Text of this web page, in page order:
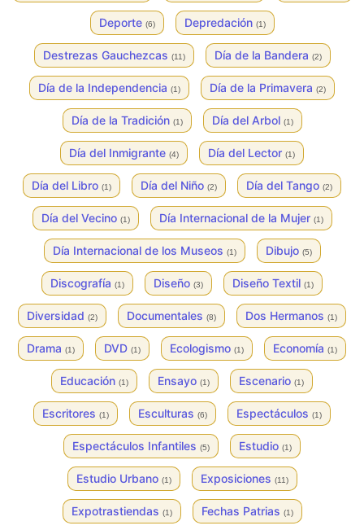
Deporte (6) Depredación (1)
Destrezas Gauchezcas (11) Día de la Bandera (2)
Día de la Independencia (1) Día de la Primavera (2)
Día de la Tradición (1) Día del Arbol (1)
Día del Inmigrante (4) Día del Lector (1)
Día del Libro (1) Día del Niño (2) Día del Tango (2)
Día del Vecino (1) Día Internacional de la Mujer (1)
Día Internacional de los Museos (1) Dibujo (5)
Discografía (1) Diseño (3) Diseño Textil (1)
Diversidad (2) Documentales (8) Dos Hermanos (1)
Drama (1) DVD (1) Ecologismo (1) Economía (1)
Educación (1) Ensayo (1) Escenario (1)
Escritores (1) Esculturas (6) Espectáculos (1)
Espectáculos Infantiles (5) Estudio (1)
Estudio Urbano (1) Exposiciones (11)
Expotrastiendas (1) Fechas Patrias (1)